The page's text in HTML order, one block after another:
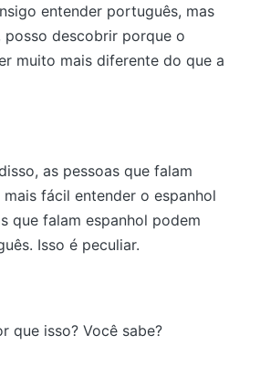
entender português, mas
posso descobrir porque o
muito mais diferente do que a
as pessoas que falam
fácil entender o espanhol
que falam espanhol podem
Isso é peculiar.
que isso? Você sabe?